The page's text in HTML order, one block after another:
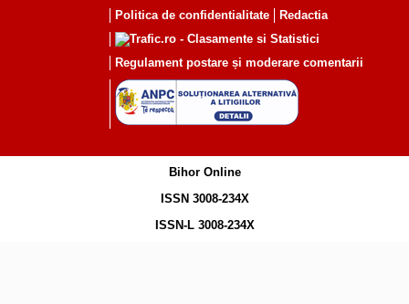
Politica de confidentialitate
Redactia
Regulament postare și moderare comentarii
Bihor Online
ISSN 3008-234X
ISSN-L 3008-234X